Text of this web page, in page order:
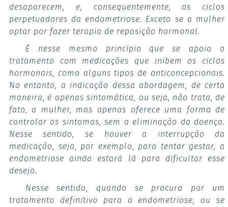
desaparecem, e, consequentemente, os ciclos
perpetuadores da endometriose. Exceto se a mulher
optar por fazer terapia de reposição hormonal.
É nesse mesmo princípio que se apoia o
tratamento com medicações que inibem os ciclos
hormonais, como alguns tipos de anticoncepcionais.
No entanto, a indicação dessa abordagem, de certa
maneira, é apenas sintomática, ou seja, não trata, de
fato, a mulher, mas apenas oferece uma forma de
controlar os sintomas, sem a eliminação da doença.
Nesse sentido, se houver a interrupção da
medicação, seja, por exemplo, para tentar gestar, a
endometriose ainda estará lá para dificultar esse
desejo.
Nesse sentido, quando se procura por um
tratamento definitivo para a endometriose, ou se